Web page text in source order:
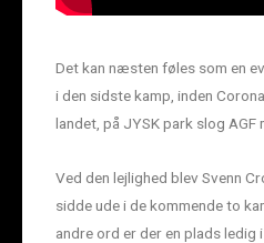
Det kan næsten føles som en
i den sidste kamp, inden
landet, på JYSK park slog AGF
Ved den lejlighed blev Svenn
sidde ude i de kommende to
andre ord er der en plads ledig